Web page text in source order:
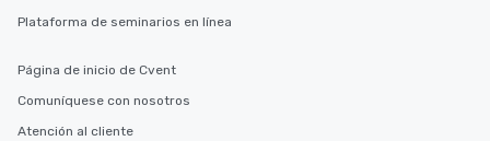
Plataforma de seminarios en línea
Página de inicio de Cvent
Comuníquese con nosotros
Atención al cliente